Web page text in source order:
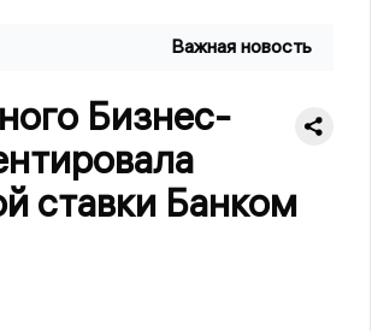
Важная новость
Бизнес-
ставки Банком